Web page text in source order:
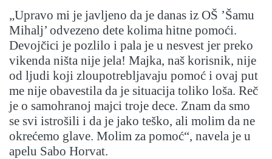
„Upravo mi je javljeno da je danas iz OŠ ’Šamu
Mihalj’ odvezeno dete kolima hitne pomoći.
Devojčici je pozlilo i pala je u nesvest jer preko
vikenda ništa nije jela! Majka, naš korisnik, nije
od ljudi koji zloupotrebljavaju pomoć i ovaj put
me nije obavestila da je situacija toliko loša. Reč
je o samohranoj majci troje dece. Znam da smo
se svi istrošili i da je jako teško, ali molim da ne
okrećemo glave. Molim za pomoć“, navela je u
apelu Sabo Horvat.